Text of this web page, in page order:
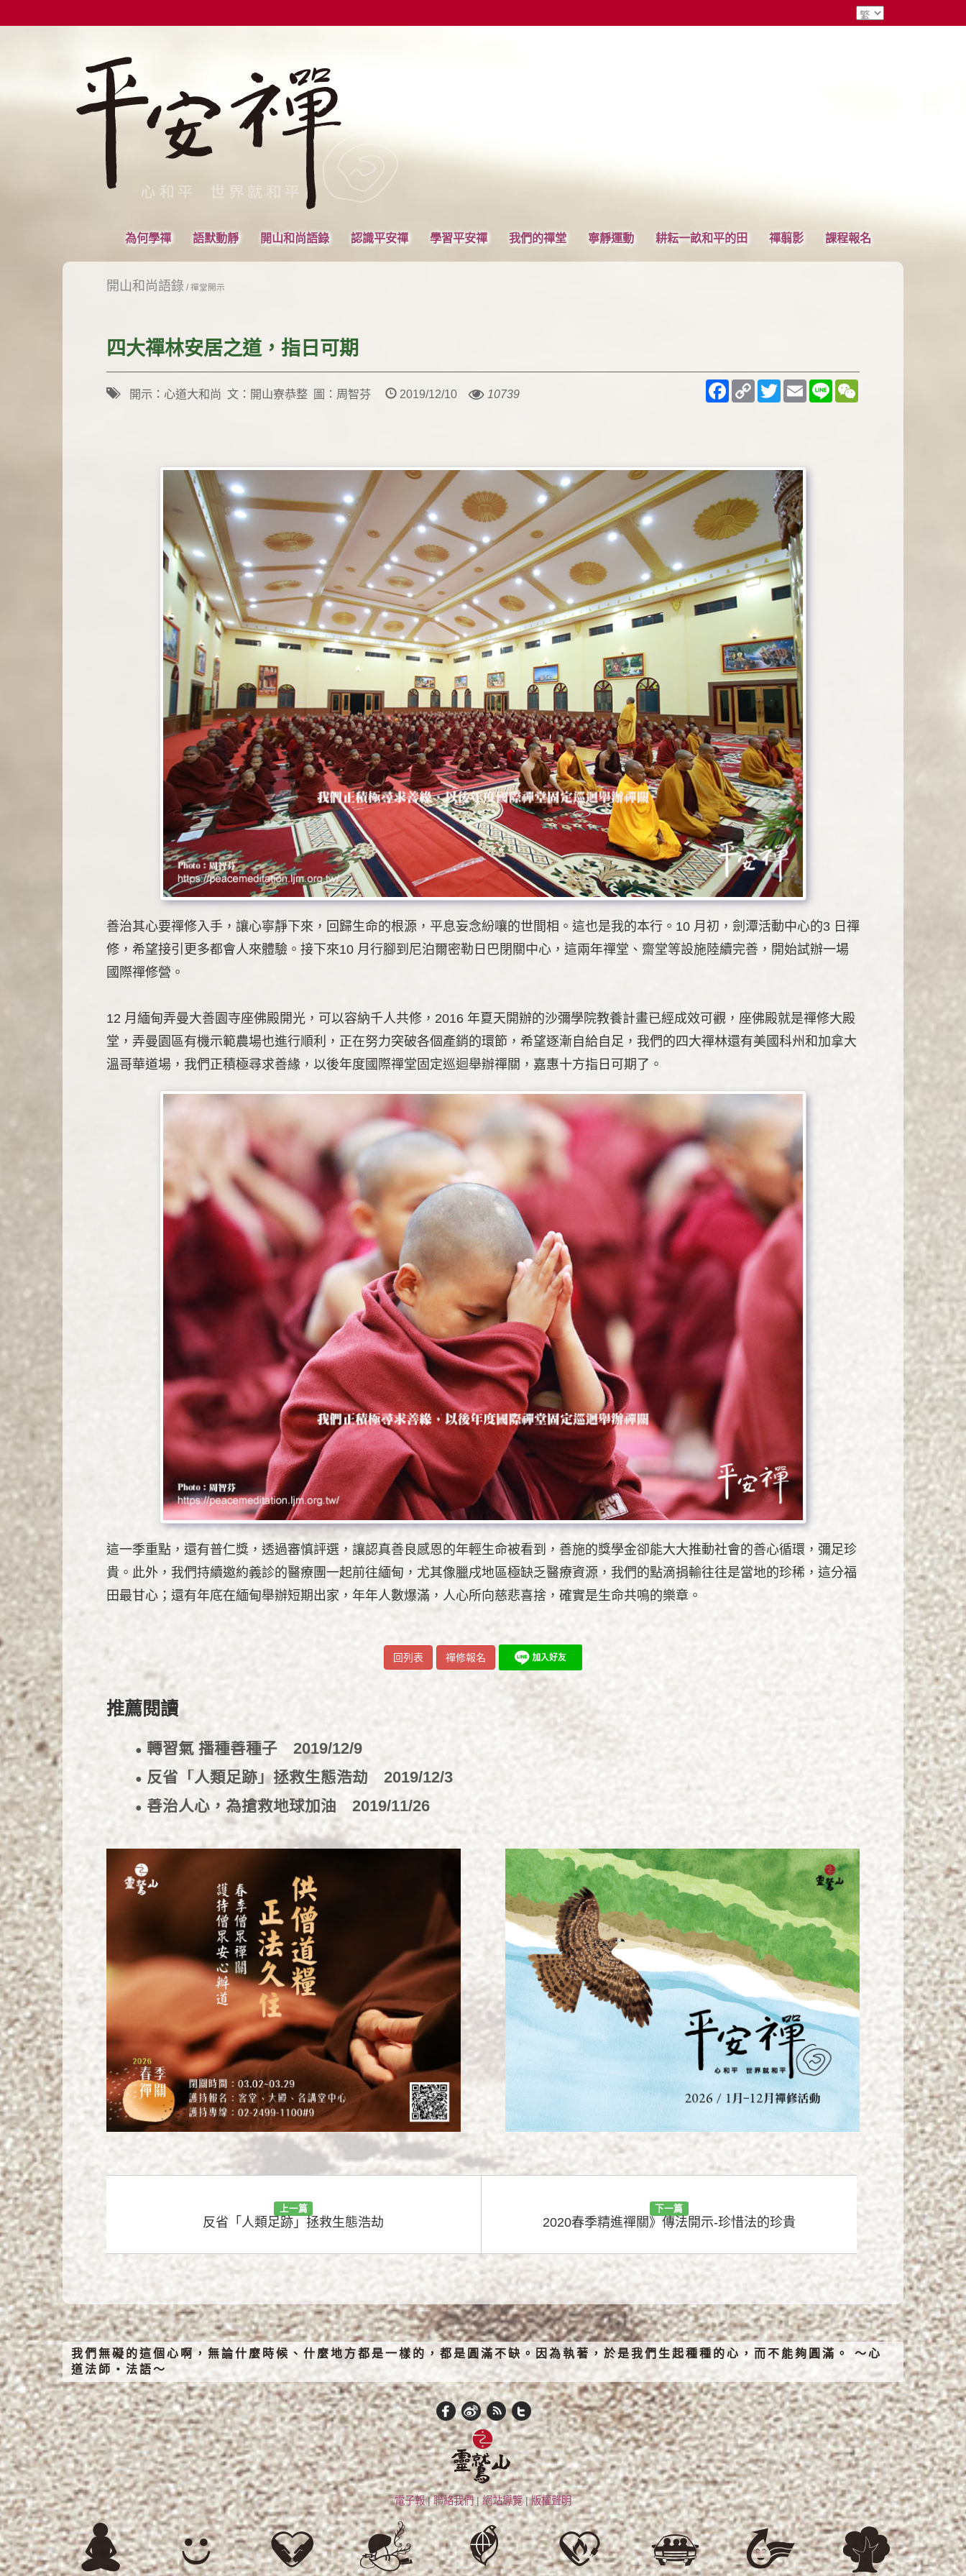
為何學禪 語默動靜 開山和尚語錄 認識平安禪 學習平安禪 我們的禪堂 寧靜運動 耕耘一畝和平的田 禪翦影 課程報名
開山和尚語錄/禪堂開示
四大禪林安居之道，指日可期
開示：心道大和尚 文：開山寮恭整 圖：周智芬 2019/12/10 10739
Facebook
Copy
Link
TwitterEmailLine
善治其心要禪修入手，讓心寧靜下來，回歸生命的根源，平息妄念紛嚷的世間相。這也是我的本行。10 月初，劍潭活動中心的3 日禪
修，希望接引更多都會人來體驗。接下來10 月行腳到尼泊爾密勒日巴閉關中心，這兩年禪堂、齋堂等設施陸續完善，開始試辦一場
國際禪修營。
12 月緬甸弄曼大善園寺座佛殿開光，可以容納千人共修，2016 年夏天開辦的沙彌學院教養計畫已經成效可觀，座佛殿就是禪修大殿
堂，弄曼園區有機示範農場也進行順利，正在努力突破各個產銷的環節，希望逐漸自給自足，我們的四大禪林還有美國科州和加拿大
溫哥華道場，我們正積極尋求善緣，以後年度國際禪堂固定巡迴舉辦禪關，嘉惠十方指日可期了。
這一季重點，還有普仁獎，透過審慎評選，讓認真善良感恩的年輕生命被看到，善施的獎學金卻能大大推動社會的善心循環，彌足珍
貴。此外，我們持續邀約義診的醫療團一起前往緬甸，尤其像臘戌地區極缺乏醫療資源，我們的點滴捐輸往往是當地的珍稀，這分福
田最甘心；還有年底在緬甸舉辦短期出家，年年人數爆滿，人心所向慈悲喜捨，確實是生命共鳴的樂章。
回列表 禪修報名
推薦閱讀
● 轉習氣 播種善種子 2019/12/9
● 反省「人類足跡」拯救生態浩劫 2019/12/3
● 善治人心，為搶救地球加油 2019/11/26
上一篇
反省「人類足跡」拯救生態浩劫
下一篇
2020春季精進禪關》傳法開示-珍惜法的珍貴
我們無礙的這個心啊，無論什麼時候、什麼地方都是一樣的，都是圓滿不缺。因為執著，於是我們生起種種的心，而不能夠圓滿。 ～心
道法師‧法語～
電子報|聯絡我們|網站導覽|版權聲明